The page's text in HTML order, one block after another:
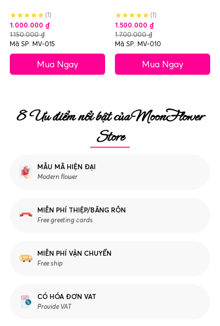
(1)
1.000.000 ₫
1.150.000₫
Mã SP: MV-015
Mua Ngay
(1)
1.500.000 ₫
1.700.000₫
Mã SP: MV-010
Mua Ngay
8 Ưu điểm nổi bật của MoonFlower
Store
MẪU MÃ HIỆN ĐẠI
Modern flower
MIỄN PHÍ THIỆP/BĂNG RÔN
Free greeting cards
MIỄN PHÍ VẬN CHUYỂN
Free ship
CÓ HÓA ĐƠN VAT
Provide VAT